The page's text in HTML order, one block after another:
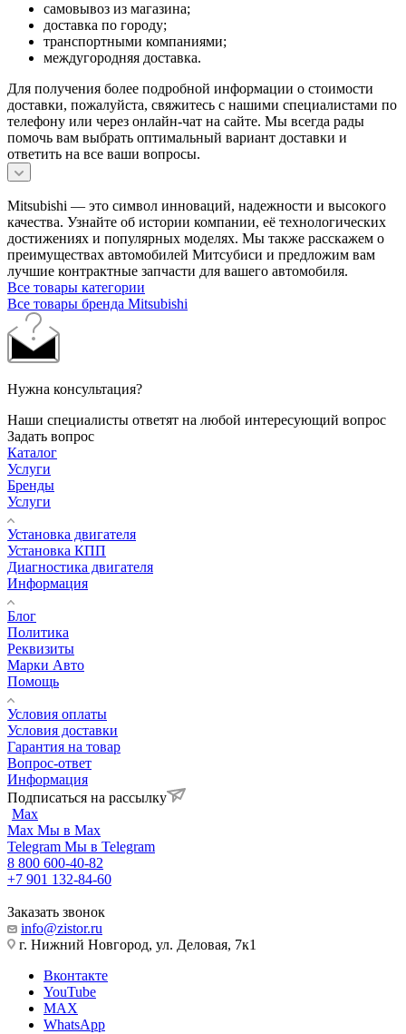
самовывоз из магазина;
доставка по городу;
транспортными компаниями;
междугородняя доставка.
Для получения более подробной информации о стоимости
доставки, пожалуйста, свяжитесь с нашими специалистами по
телефону или через онлайн-чат на сайте. Мы всегда рады
помочь вам выбрать оптимальный вариант доставки и
ответить на все ваши вопросы.
Mitsubishi — это символ инноваций, надежности и высокого
качества. Узнайте об истории компании, её технологических
достижениях и популярных моделях. Мы также расскажем о
преимуществах автомобилей Митсубиси и предложим вам
лучшие контрактные запчасти для вашего автомобиля.
Все товары категории
Все товары бренда Mitsubishi
Нужна консультация?
Наши специалисты ответят на любой интересующий вопрос
Задать вопрос
Каталог
Услуги
Бренды
Услуги
Установка двигателя
Установка КПП
Диагностика двигателя
Информация
Блог
Политика
Реквизиты
Марки Авто
Помощь
Условия оплаты
Условия доставки
Гарантия на товар
Вопрос-ответ
Информация
Подписаться на рассылку
Max
Max Мы в Max
Telegram Мы в Telegram
8 800 600-40-82
+7 901 132-84-60
Заказать звонок
info@zistor.ru
г. Нижний Новгород, ул. Деловая, 7к1
Вконтакте
YouTube
MAX
WhatsApp